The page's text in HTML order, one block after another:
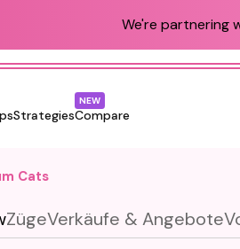
We're partnering
StrategiesCompare
NEW
Cats
ZügeVerkäufe & Angebote